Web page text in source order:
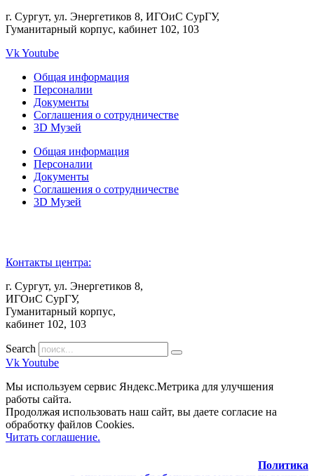
г. Сургут, ул. Энергетиков 8, ИГОиС СурГУ,
Гуманитарный корпус, кабинет 102, 103
VkYoutube
Общая информация
Персоналии
Документы
Соглашения о сотрудничестве
3D Музей
Общая информация
Персоналии
Документы
Соглашения о сотрудничестве
3D Музей
Контакты центра:
г. Сургут, ул. Энергетиков 8,
ИГОиС СурГУ,
Гуманитарный корпус,
кабинет 102, 103
Search
VkYoutube
Мы используем сервис Яндекс.Метрика для улучшения
работы сайта.
Продолжая использовать наш сайт, вы даете согласие на
обработку файлов Cookies.
Читать соглашение.
Политика